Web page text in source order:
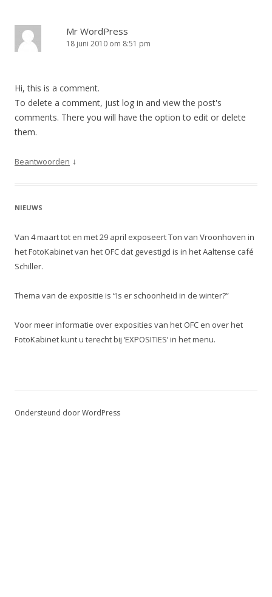
Mr WordPress
18 juni 2010 om 8:51 pm
Hi, this is a comment.
To delete a comment, just log in and view the post's
comments. There you will have the option to edit or delete
them.
Beantwoorden ↓
NIEUWS
Van 4 maart tot en met 29 april exposeert Ton van Vroonhoven in
het FotoKabinet van het OFC dat gevestigd is in het Aaltense café
Schiller.
Thema van de expositie is “Is er schoonheid in de winter?”
Voor meer informatie over exposities van het OFC en over het
FotoKabinet kunt u terecht bij ‘EXPOSITIES’ in het menu.
Ondersteund door WordPress